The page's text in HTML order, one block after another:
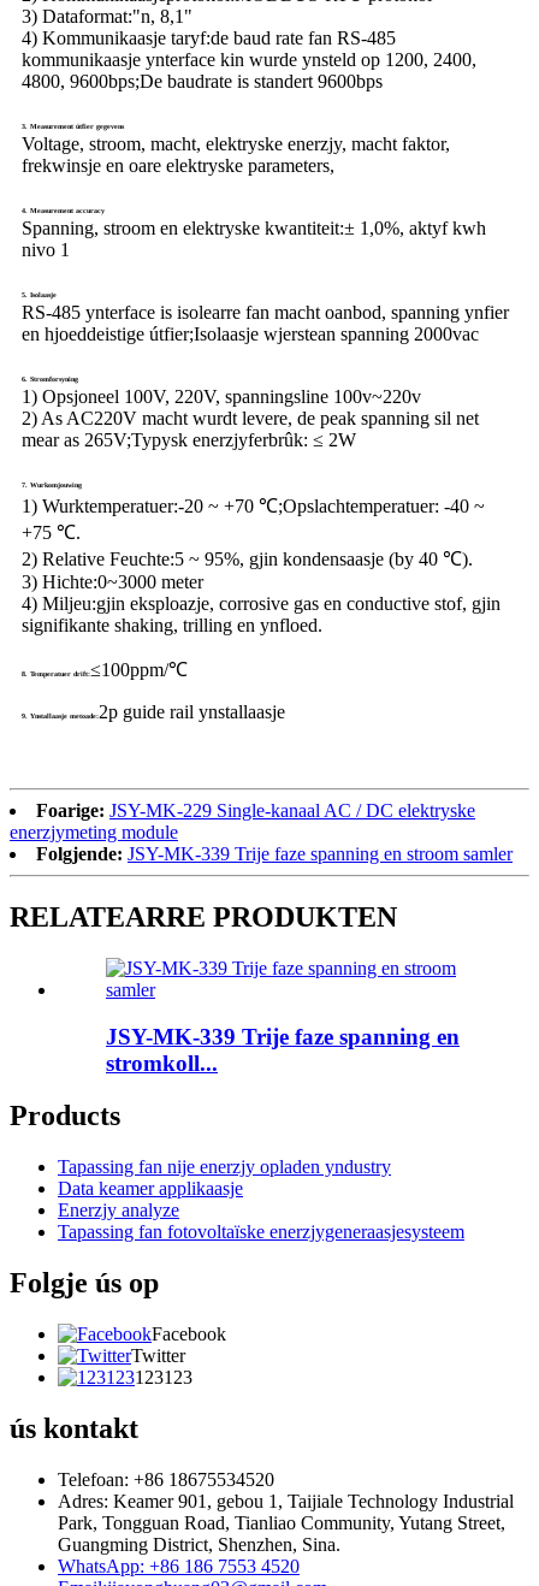
3) Dataformat:"n, 8,1"
4) Kommunikaasje taryf:de baud rate fan RS-485
kommunikaasje ynterface kin wurde ynsteld op 1200, 2400,
4800, 9600bps;De baudrate is standert 9600bps
3. Measurement útfier gegevens
Voltage, stroom, macht, elektryske enerzjy, macht faktor,
frekwinsje en oare elektryske parameters,
4. Measurement accuracy
Spanning, stroom en elektryske kwantiteit:± 1,0%, aktyf kwh
nivo 1
5. Isolaasje
RS-485 ynterface is isolearre fan macht oanbod, spanning ynfier
en hjoeddeistige útfier;Isolaasje wjerstean spanning 2000vac
6. Stromforsyning
1) Opsjoneel 100V, 220V, spanningsline 100v~220v
2) As AC220V macht wurdt levere, de peak spanning sil net
mear as 265V;Typysk enerzjyferbrûk: ≤ 2W
7. Wurkomjouwing
1) Wurktemperatuer:-20 ~ +70 ℃;Opslachtemperatuer: -40 ~
+75 ℃.
2) Relative Feuchte:5 ~ 95%, gjin kondensaasje (by 40 ℃).
3) Hichte:0~3000 meter
4) Miljeu:gjin eksploazje, corrosive gas en conductive stof, gjin
signifikante shaking, trilling en ynfloed.
8. Temperatuer drift:≤100ppm/℃
9. Ynstallaasje metoade:2p guide rail ynstallaasje
Foarige: JSY-MK-229 Single-kanaal AC / DC elektryske
enerzjymeting module
Folgjende: JSY-MK-339 Trije faze spanning en stroom samler
RELATEARRE PRODUKTEN
JSY-MK-339 Trije faze spanning en
stromkoll...
Products
Tapassing fan nije enerzjy opladen yndustry
Data keamer applikaasje
Enerzjy analyze
Tapassing fan fotovoltaïske enerzjygeneraasjesysteem
Folgje ús op
Facebook
Twitter
123123
ús kontakt
Telefoan: +86 18675534520
Adres: Keamer 901, gebou 1, Taijiale Technology Industrial
Park, Tongguan Road, Tianliao Community, Yutang Street,
Guangming District, Shenzhen, Sina.
WhatsApp: +86 186 7553 4520